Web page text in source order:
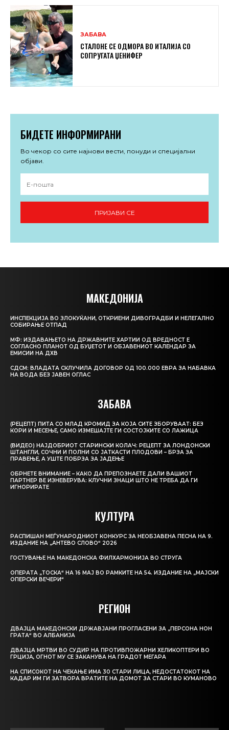
ЗАБАВА
СТАЛОНЕ СЕ ОДМОРА ВО ИТАЛИЈА СО
СОПРУГАТА ЏЕНИФЕР
БИДЕТЕ ИНФОРМИРАНИ
Во чекор со сите најнови вести, понуди и специјални
објави.
ПРИЈАВИ СЕ
МАКЕДОНИЈА
ИНСПЕКЦИЈА ВО ЗЛОКУЌАНИ, ОТКРИЕНИ ДИВОГРАДБИ И НЕЛЕГАЛНО
СОБИРАЊЕ ОТПАД
МФ: ИЗДАВАЊЕТО НА ДРЖАВНИТЕ ХАРТИИ ОД ВРЕДНОСТ Е
СОГЛАСНО ПЛАНОТ ОД БУЏЕТОТ И ОБЈАВЕНИОТ КАЛЕНДАР ЗА
ЕМИСИИ НА ДХВ
СДСМ: ВЛАДАТА СКЛУЧИЛА ДОГОВОР ОД 100.000 ЕВРА ЗА НАБАВКА
НА ВОДА БЕЗ ЈАВЕН ОГЛАС
ЗАБАВА
(РЕЦЕПТ) ПИТА СО МЛАД КРОМИД ЗА КОЈА СИТЕ ЗБОРУВААТ: БЕЗ
КОРИ И МЕСЕЊЕ, САМО ИЗМЕШАЈТЕ ГИ СОСТОЈКИТЕ СО ЛАЖИЦА
(ВИДЕО) НАЈДОБРИОТ СТАРИНСКИ КОЛАЧ: РЕЦЕПТ ЗА ЛОНДОНСКИ
ШТАНГЛИ, СОЧНИ И ПОЛНИ СО ЈАТКАСТИ ПЛОДОВИ – БРЗА ЗА
ПРАВЕЊЕ, А УШТЕ ПОБРЗА ЗА ЈАДЕЊЕ
ОБРНЕТЕ ВНИМАНИЕ – КАКО ДА ПРЕПОЗНАЕТЕ ДАЛИ ВАШИОТ
ПАРТНЕР ВЕ ИЗНЕВЕРУВА: КЛУЧНИ ЗНАЦИ ШТО НЕ ТРЕБА ДА ГИ
ИГНОРИРАТЕ
КУЛТУРА
РАСПИШАН МЕЃУНАРОДНИОТ КОНКУРС ЗА НЕОБЈАВЕНА ПЕСНА НА 9.
ИЗДАНИЕ НА „АНТЕВО СЛОВО“ 2026
ГОСТУВАЊЕ НА МАКЕДОНСКА ФИЛХАРМОНИЈА ВО СТРУГА
ОПЕРАТА „ТОСКА“ НА 16 МАЈ ВО РАМКИТЕ НА 54. ИЗДАНИЕ НА „МАЈСКИ
ОПЕРСКИ ВЕЧЕРИ“
РЕГИОН
ДВАЈЦА МАКЕДОНСКИ ДРЖАВЈАНИ ПРОГЛАСЕНИ ЗА „ПЕРСОНА НОН
ГРАТА“ ВО АЛБАНИЈА
ДВАЈЦА МРТВИ ВО СУДИР НА ПРОТИВПОЖАРНИ ХЕЛИКОПТЕРИ ВО
ГРЦИЈА, ОГНОТ МУ СЕ ЗАКАНУВА НА ГРАДОТ МЕГАРА
НА СПИСОКОТ НА ЧЕКАЊЕ ИМА 30 СТАРИ ЛИЦА, НЕДОСТАТОКОТ НА
КАДАР ИМ ГИ ЗАТВОРА ВРАТИТЕ НА ДОМОТ ЗА СТАРИ ВО КУМАНОВО